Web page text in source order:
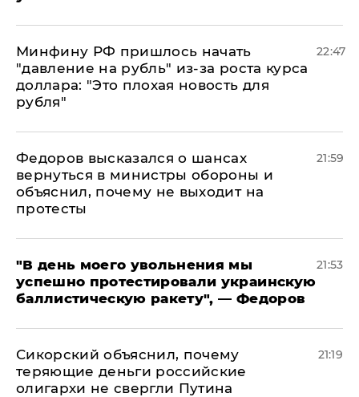
Минфину РФ пришлось начать
"давление на рубль" из-за роста курса
доллара: "Это плохая новость для
рубля"
22:47
Федоров высказался о шансах
вернуться в министры обороны и
объяснил, почему не выходит на
протесты
21:59
​"В день моего увольнения мы
успешно протестировали украинскую
баллистическую ракету", — Федоров
21:53
Сикорский объяснил, почему
теряющие деньги российские
олигархи не свергли Путина
21:19